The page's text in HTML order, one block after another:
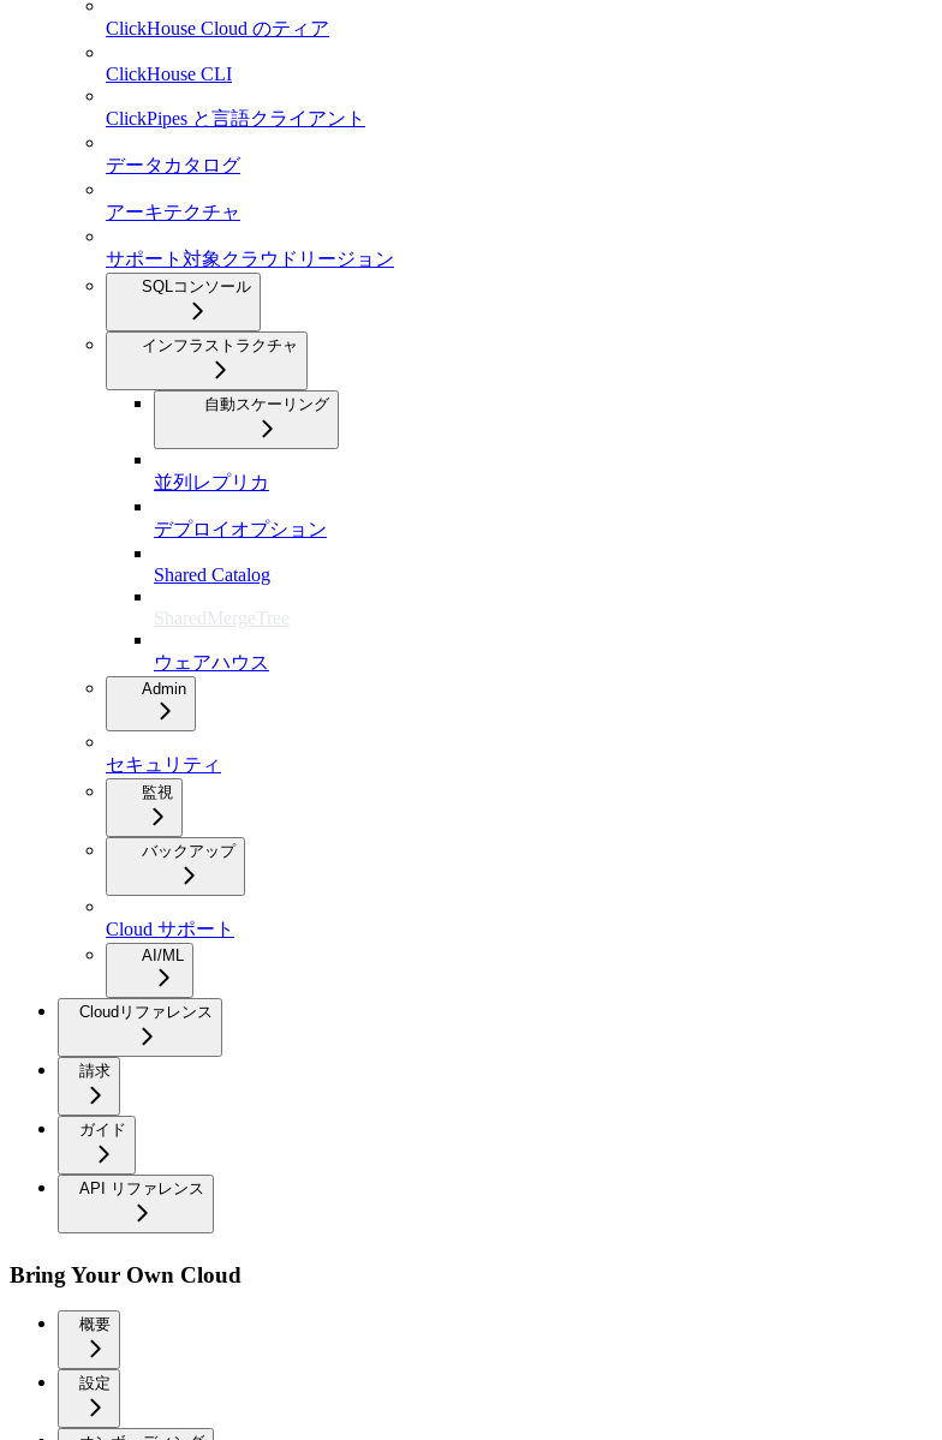
ClickHouse Cloud のティア
ClickHouse CLI
ClickPipes と言語クライアント
データカタログ
アーキテクチャ
サポート対象クラウドリージョン
SQLコンソール
インフラストラクチャ
自動スケーリング
並列レプリカ
デプロイオプション
Shared Catalog
SharedMergeTree
ウェアハウス
Admin
セキュリティ
監視
バックアップ
Cloud サポート
AI/ML
Cloudリファレンス
請求
ガイド
API リファレンス
Bring Your Own Cloud
概要
設定